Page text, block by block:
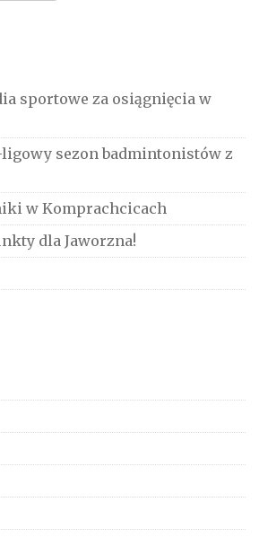
sportowe za osiągnięcia w
ligowy sezon badmintonistów z
w Komprachcicach
dla Jaworzna!